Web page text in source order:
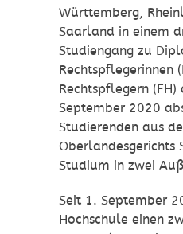
Württemberg,
Saarland in einem
Studiengang zu
Rechtspflegerinnen
Rechtspflegern (FH)
September 2020
Studierenden aus
Oberlandesgerichts
Studium in zwei
Seit 1. September
Hochschule einen